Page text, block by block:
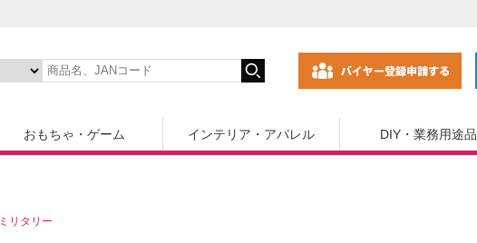
おもちゃ・ゲーム インテリア・アパレル DIY・業務用途品
ミリタリー